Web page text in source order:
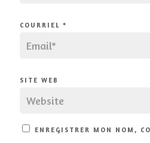
COURRIEL *
SITE WEB
ENREGISTRER MON NOM,